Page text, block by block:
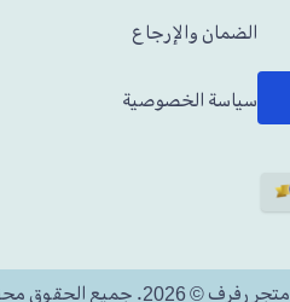
الضمان والإرجاع
سياسة الخصوصية
متجر رفرف © 2026. جميع الحقوق محفوظة | تطوير فريق رفرف